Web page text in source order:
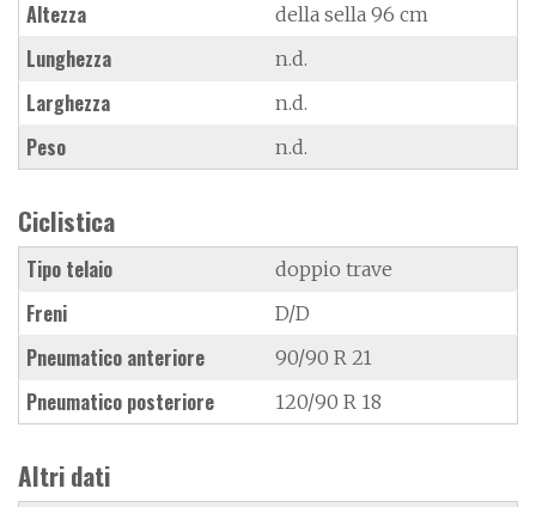
Altezza della sella 96 cm
Lunghezza n.d.
Larghezza n.d.
Peso n.d.
Ciclistica
Tipo telaio doppio trave
Freni D/D
Pneumatico anteriore 90/90 R 21
Pneumatico posteriore 120/90 R 18
Altri dati